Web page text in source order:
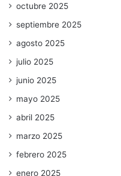
octubre 2025
septiembre 2025
agosto 2025
julio 2025
junio 2025
mayo 2025
abril 2025
marzo 2025
febrero 2025
enero 2025